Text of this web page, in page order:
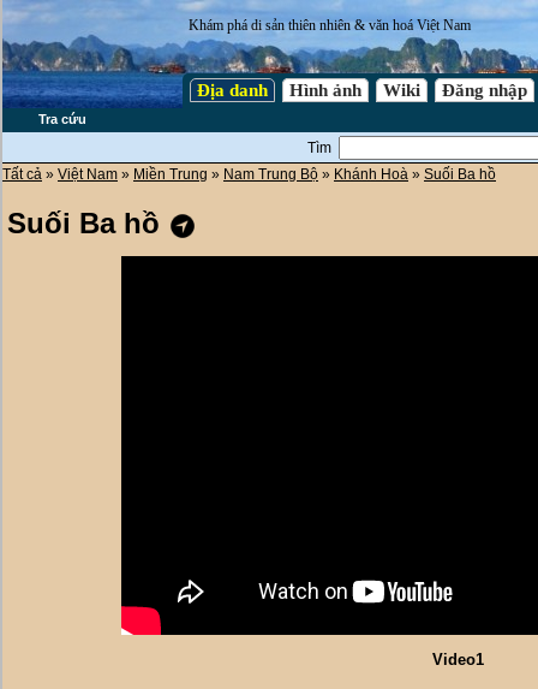
Khám phá di sản thiên nhiên & văn hoá Việt Nam
Địa danh Hình ảnh Wiki Đăng nhập
Tra cứu
Tìm
Tất cả » Việt Nam » Miền Trung » Nam Trung Bộ » Khánh Hoà » Suối Ba hồ
Suối Ba hồ
Video1